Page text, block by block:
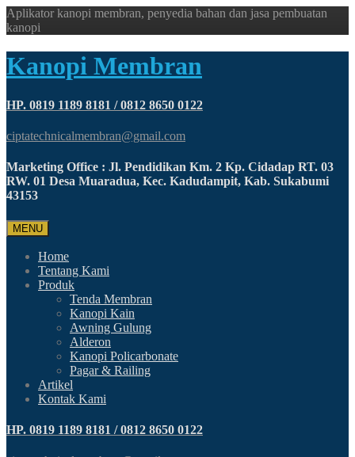
Aplikator kanopi membran, penyedia bahan dan jasa pembuatan
kanopi
Kanopi Membran
HP. 0819 1189 8181 / 0812 8650 0122
ciptatechnicalmembran@gmail.com
Marketing Office : Jl. Pendidikan Km. 2 Kp. Cidadap RT. 03
RW. 01 Desa Muaradua, Kec. Kadudampit, Kab. Sukabumi
43153
MENU
Home
Tentang Kami
Produk
Tenda Membran
Kanopi Kain
Awning Gulung
Alderon
Kanopi Policarbonate
Pagar & Railing
Artikel
Kontak Kami
HP. 0819 1189 8181 / 0812 8650 0122